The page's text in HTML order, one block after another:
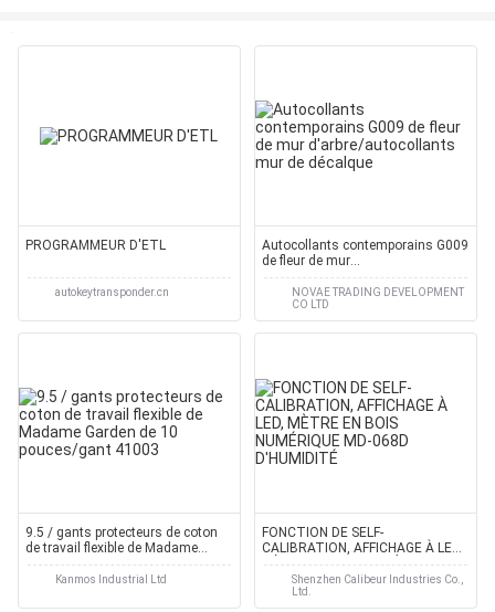
PROGRAMMEUR D'ETL
autokeytransponder.cn
Autocollants contemporains G009
de fleur de mur
d'arbre/autocollants mur de
décalqueNOVAE TRADING DEVELOPMENT
CO LTD
9.5 / gants protecteurs de coton
de travail flexible de Madame
Garden de 10 pouces/gant 41003
Kanmos Industrial Ltd
FONCTION DE SELF-
CALIBRATION, AFFICHAGE À LED,
MÈTRE EN BOIS NUMÉRIQUE MD-
068D D'HUMIDITÉ
Shenzhen Calibeur Industries Co.,
Ltd.